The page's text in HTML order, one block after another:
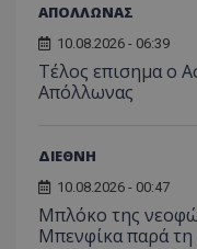
ΑΠΟΛΛΩΝΑΣ
10.08.2026 - 06:39
Tέλος επισημα ο
Απόλλωνας
ΔΙΕΘΝΗ
10.08.2026 - 00:47
Μπλόκο της
Μπενφίκα παρά